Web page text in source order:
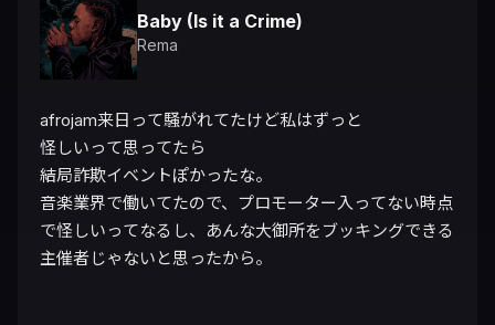
Baby (Is it a Crime)
Rema
afrojam来日って騒がれてたけど私はずっと
怪しいって思ってたら
結局詐欺イベントぽかったな。
音楽業界で働いてたので、プロモーター入ってない時点
で怪しいってなるし、あんな大御所をブッキングできる
主催者じゃないと思ったから。